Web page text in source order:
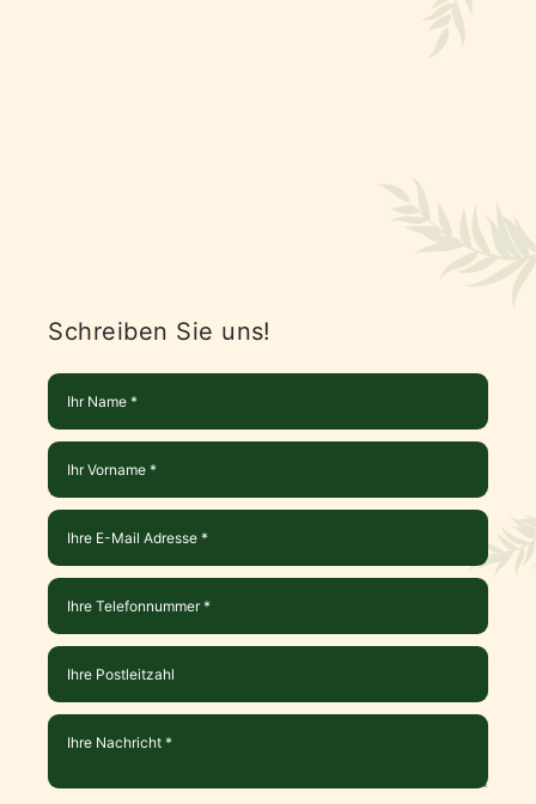
Schreiben Sie uns!